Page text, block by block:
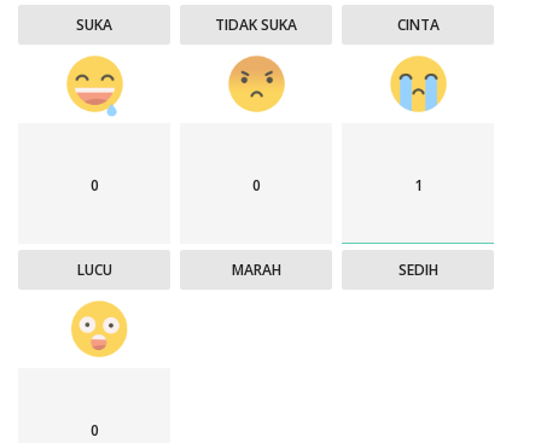
SUKA TIDAK SUKA CINTA
0
LUCU
0
MARAH
1
SEDIH
0